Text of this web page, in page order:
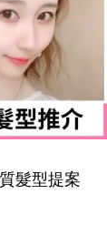
髮型提案